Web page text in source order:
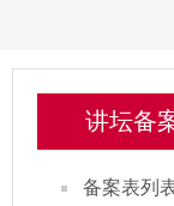
讲坛备
备案表列